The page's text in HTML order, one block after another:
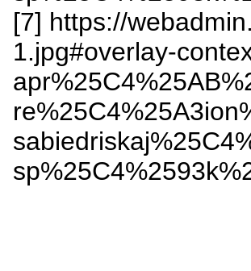
[7] https://
1.jpg#overlay-